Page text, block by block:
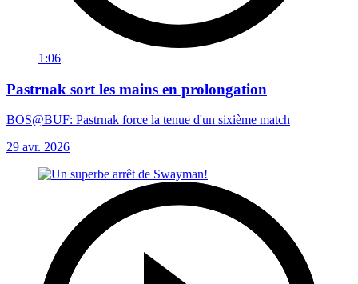
1:06
Pastrnak sort les mains en prolongation
BOS@BUF: Pastrnak force la tenue d'un sixième match
29 avr. 2026